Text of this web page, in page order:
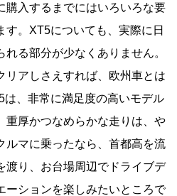
購入するまでにはいろいろな要
す。XT5についても、実際に日
る部分が少なくありません。
リアしさえすれば、欧州車とは
は、非常に満足度の高いモデル
重厚かつなめらかな走りは、や
ルマに乗ったなら、首都高を流
渡り、お台場周辺でドライブデ
ーションを楽しみたいところで